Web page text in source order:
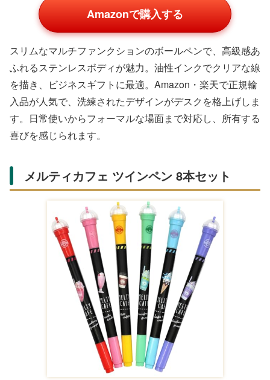
Amazonで購入する
黒・赤・青・緑の4色ボールペンと0.5mmシャープペンが
1本にまとまった多機能ペン。なめらかな低摩擦インク
で、ストレスフリーな書き味を実現します。Amazon・楽
天で予算1000円以内の人気商品で、名入れも可能。メモ
や修正作業に欠かせず、オフィスデスクの必需品として活
シーンにマッチします。
パーカー ソネット オリジナル ステンレス
スチール